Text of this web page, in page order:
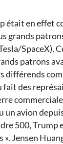
était en effet
grands
SpaceX),
patrons
différends
fait des
un avion
500,
». Jensen